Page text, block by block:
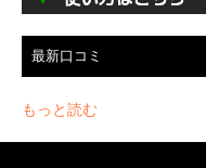
最新口コミ
もっと読む